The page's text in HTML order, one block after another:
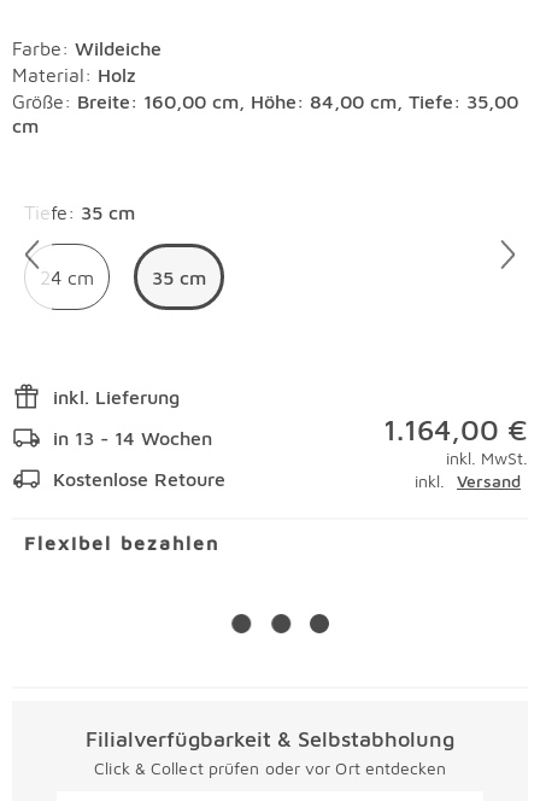
Farbe: Wildeiche
Material: Holz
Größe: Breite: 160,00 cm, Höhe: 84,00 cm, Tiefe: 35,00
cm
Tiefe: 35 cm
24 cm 35 cm
inkl. Lieferung
in 13 - 14 Wochen
Kostenlose Retoure
1.164,00 €
inkl. MwSt.
inkl.
Versand
Flexibel bezahlen
Filialverfügbarkeit & Selbstabholung
Click & Collect prüfen oder vor Ort entdecken